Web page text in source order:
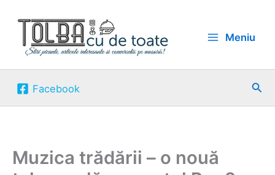
content
Meniu
Facebook
Muzica trădării – o nouă